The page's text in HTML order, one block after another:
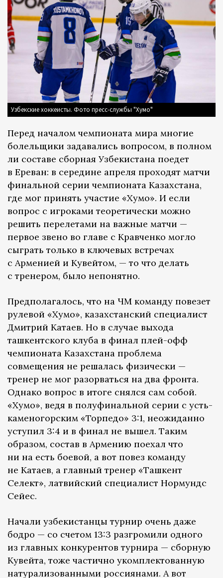
Узбекские хоккеисты. Фото пресс-службы "Хумо"
Перед началом чемпионата мира многие
болельщики задавались вопросом, в полном
ли составе сборная Узбекистана поедет
в Ереван: в середине апреля проходят матчи
финальной серии чемпионата Казахстана,
где мог принять участие «Хумо». И если
вопрос с игроками теоретически можно
решить перелетами на важные матчи —
первое звено во главе с Кравченко могло
сыграть только в ключевых встречах
с Арменией и Кувейтом, — то что делать
с тренером, было непонятно.
Предполагалось, что на ЧМ команду повезет
рулевой «Хумо», казахстанский специалист
Дмитрий Катаев. Но в случае выхода
ташкентского клуба в финал плей-офф
чемпионата Казахстана проблема
совмещения не решалась физически —
тренер не мог разорваться на два фронта.
Однако вопрос в итоге снялся сам собой.
«Хумо», ведя в полуфинальной серии с усть-
каменогорским «Торпедо» 3:1, неожиданно
уступил 3:4 и в финал не вышел. Таким
образом, состав в Армению поехал что
ни на есть боевой, а вот повез команду
не Катаев, а главный тренер «Ташкент
Селект», латвийский специалист Нормундс
Сейес.
Начали узбекистанцы турнир очень даже
бодро — со счетом 13:3 разгромили одного
из главных конкурентов турнира — сборную
Кувейта, тоже частично укомплектованную
натурализованными россиянами. А вот